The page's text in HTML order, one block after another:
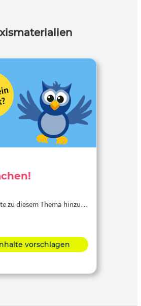
zu diesem Thema hinzu…
vorschlagen